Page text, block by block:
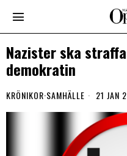
Nazister ska
demokratin
KRÖNIKOR·SAMHÄLLE 21 JAN